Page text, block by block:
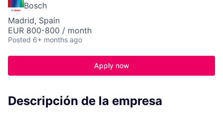
Bosch
Madrid, Spain
EUR 800-800 / month
Posted 6+ months ago
Apply now
Descripción de la empresa